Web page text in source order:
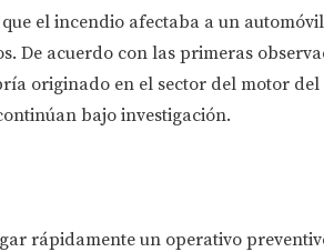
el incendio afectaba a un
De acuerdo con las primeras
originado en el sector del motor
bajo investigación.
rápidamente un operativo